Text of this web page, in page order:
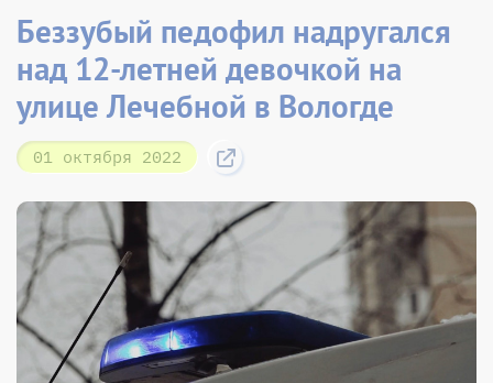
Беззубый педофил надругался
над 12-летней девочкой на
улице Лечебной в Вологде
01 октября 2022